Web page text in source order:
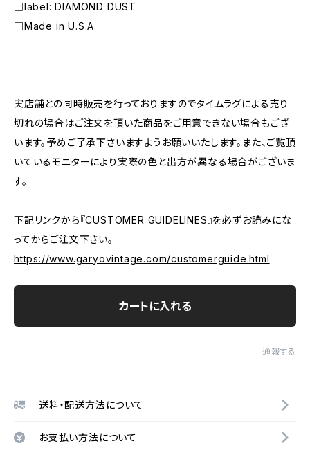
□label: DIAMOND DUST
□Made in U.S.A.
実店舗との同時販売を行っておりますのでタイムラグによる売り
切れの場合はご注文を頂いた商品をご用意できない場合もござ
います。予めご了承下さいますようお願いいたします。また、ご覧頂
いているモニターにより実際の色と出方が異なる場合がございま
す。
下記リンクから『CUSTOMER GUIDELINES』を必ずお読みにな
ってからご注文下さい。
https://www.garyovintage.com/customerguide.html
カートに入れる
通報する
送料・配送方法について
お支払い方法について